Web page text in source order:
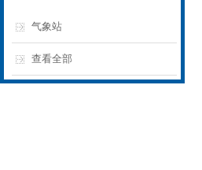
气象站
查看全部